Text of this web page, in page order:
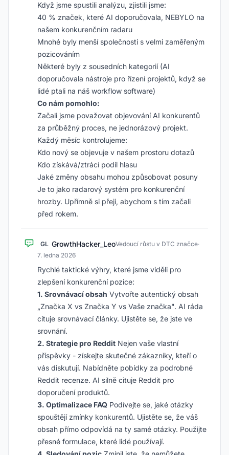
Když jsme spustili analýzu, zjistili jsme:
40 % značek, které AI doporučovala, NEBYLO na
našem konkurenčním radaru
Mnohé byly menší společnosti s velmi zaměřeným
pozicováním
Některé byly z sousedních kategorií (AI
doporučovala nástroje pro řízení projektů, když se
lidé ptali na náš workflow software)
Co nám pomohlo:
Začali jsme považovat objevování AI konkurentů
za průběžný proces, ne jednorázový projekt.
Každý měsíc kontrolujeme:
Kdo nový se objevuje v našem prostoru dotazů
Kdo získává/ztrácí podíl hlasu
Jaké změny obsahu mohou způsobovat posuny
Je to jako radarový systém pro konkurenční
hrozby. Upřímně si přeji, abychom s tím začali
před rokem.
GL GrowthHacker_LeoVedoucí růstu v DTC značce·
7. ledna 2026
Rychlé taktické výhry, které jsme viděli pro
zlepšení konkurenční pozice:
1. Srovnávací obsah Vytvořte autentický obsah
„Značka X vs Značka Y vs Vaše značka". AI ráda
cituje srovnávací články. Ujistěte se, že jste ve
srovnání.
2. Strategie pro Reddit Nejen vaše vlastní
příspěvky - získejte skutečné zákazníky, kteří o
vás diskutují. Nabídněte pobídky za podrobné
Reddit recenze. AI silně cituje Reddit pro
doporučení produktů.
3. Optimalizace FAQ Podívejte se, jaké otázky
spouštějí zmínky konkurentů. Ujistěte se, že váš
obsah přímo odpovídá na ty samé otázky. Použijte
přesné formulace, které lidé používají.